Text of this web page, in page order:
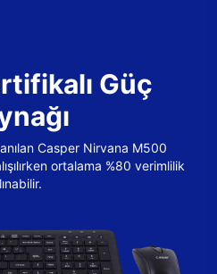
Güç
Casper Nirvana M500
ortalama %80 verimlilik